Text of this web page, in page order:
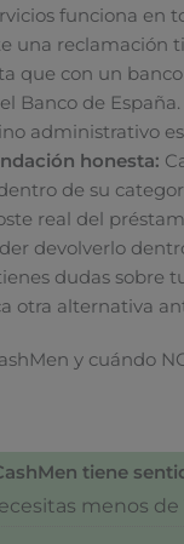
funciona en
una reclamación
que con un
Banco de
administrativo
honesta:
de su
real del
devolverlo
dudas sobre
otra alternativa
y cuándo
tiene
menos de